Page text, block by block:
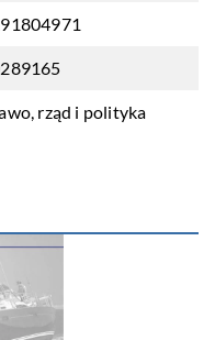
rząd i polityka